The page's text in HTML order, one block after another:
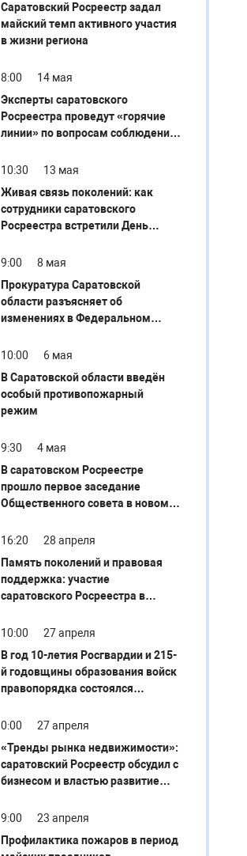
Саратовский Росреестр задал
майский темп активного участия
в жизни региона
8:00
14 мая
Эксперты саратовского
Росреестра проведут «горячие
линии» по вопросам соблюдения
10:30
13 мая
Живая связь поколений: как
сотрудники саратовского
Росреестра встретили День
9:00
8 мая
Прокуратура Саратовской
области разъясняет об
изменениях в Федеральном
обращений граждан Российской
10:00
6 мая
В Саратовской области введён
особый противопожарный
режим
9:30
4 мая
В саратовском Росреестре
прошло первое заседание
Общественного совета в новом
16:20
28 апреля
Память поколений и правовая
поддержка: участие
саратовского Росреестра в
экспертная работа с
10:00
27 апреля
В год 10-летия Росгвардии и 215-
й годовщины образования войск
правопорядка состоялся
методический сбор
округов войск национальной
гвардии с участием всех
руководителей пресс-служб
0:00
27 апреля
«Тренды рынка недвижимости»:
саратовский Росреестр обсудил с
бизнесом и властью развитие
9:00
23 апреля
Профилактика пожаров в период